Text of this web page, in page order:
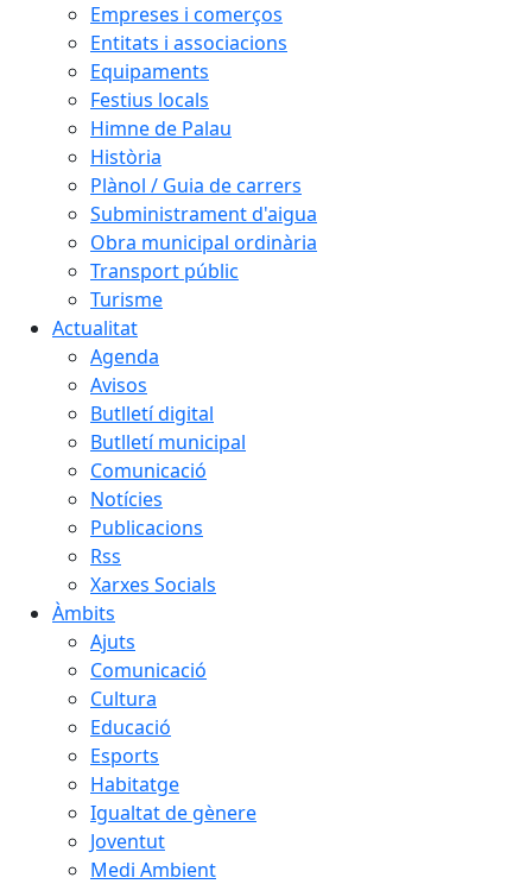
Empreses i comerços
Entitats i associacions
Equipaments
Festius locals
Himne de Palau
Història
Plànol / Guia de carrers
Subministrament d'aigua
Obra municipal ordinària
Transport públic
Turisme
Actualitat
Agenda
Avisos
Butlletí digital
Butlletí municipal
Comunicació
Notícies
Publicacions
Rss
Xarxes Socials
Àmbits
Ajuts
Comunicació
Cultura
Educació
Esports
Habitatge
Igualtat de gènere
Joventut
Medi Ambient